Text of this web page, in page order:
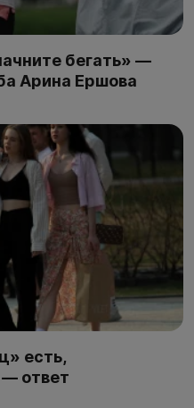
бегать» —
Арина Ершова
есть,
— ответ